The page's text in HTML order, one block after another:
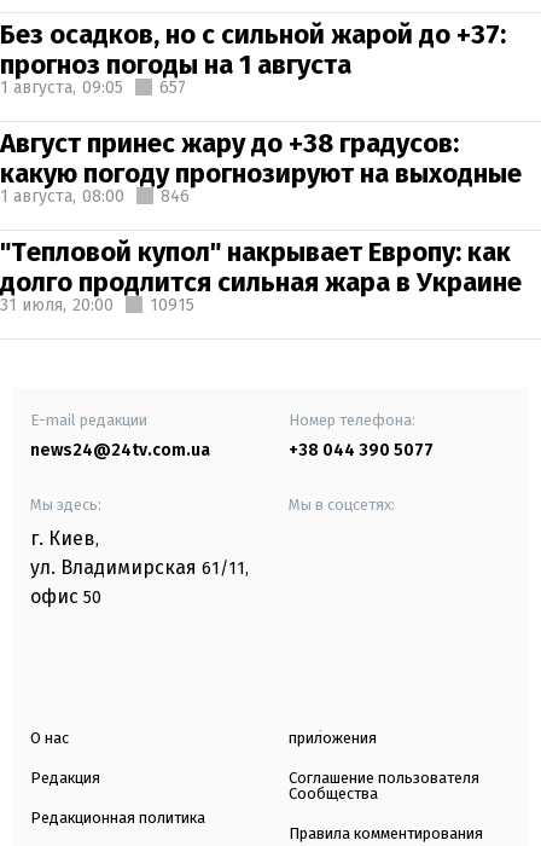
Без осадков, но с сильной жарой до +37:
прогноз погоды на 1 августа
1 августа, 09:05 657
Август принес жару до +38 градусов:
какую погоду прогнозируют на выходные
1 августа, 08:00 846
"Тепловой купол" накрывает Европу: как
долго продлится сильная жара в Украине
31 июля, 20:00 10915
E-mail редакции
news24@24tv.com.ua
Номер телефона:
+38 044 390 5077
Мы здесь:
г. Киев,
ул. Владимирская 61/11,
офис 50
Мы в соцсетях:
О нас
Редакция
Редакционная политика
приложения
Соглашение пользователя
Сообщества
Правила комментирования